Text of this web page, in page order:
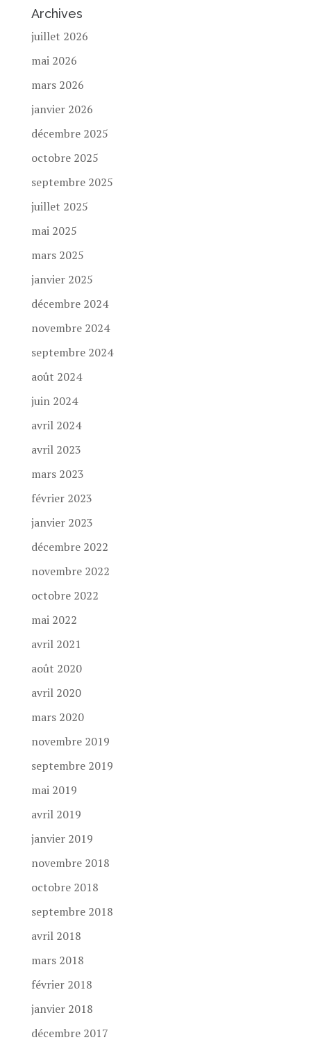
Archives
juillet 2026
mai 2026
mars 2026
janvier 2026
décembre 2025
octobre 2025
septembre 2025
juillet 2025
mai 2025
mars 2025
janvier 2025
décembre 2024
novembre 2024
septembre 2024
août 2024
juin 2024
avril 2024
avril 2023
mars 2023
février 2023
janvier 2023
décembre 2022
novembre 2022
octobre 2022
mai 2022
avril 2021
août 2020
avril 2020
mars 2020
novembre 2019
septembre 2019
mai 2019
avril 2019
janvier 2019
novembre 2018
octobre 2018
septembre 2018
avril 2018
mars 2018
février 2018
janvier 2018
décembre 2017